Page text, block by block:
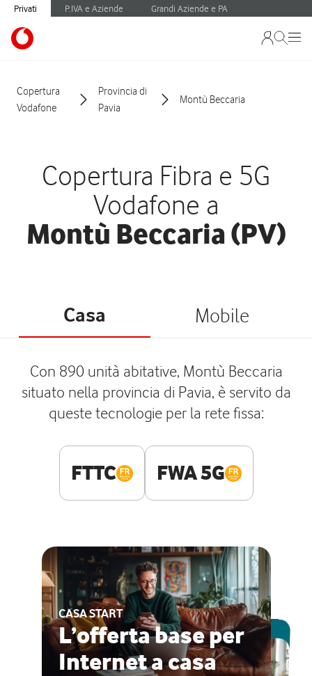
Privati P.IVA e Aziende Grandi Aziende e PA
Copertura
Vodafone
Provincia di
Pavia
Montù Beccaria
Copertura Fibra e 5G
Vodafone a
Montù Beccaria (PV)
Casa Mobile
Con 890 unità abitative, Montù Beccaria
situato nella provincia di Pavia, è servito da
queste tecnologie per la rete fissa:
FTTC FWA 5G
CASA START
L’offerta base per
Internet a casa
ESCLUSIVA ONLINE